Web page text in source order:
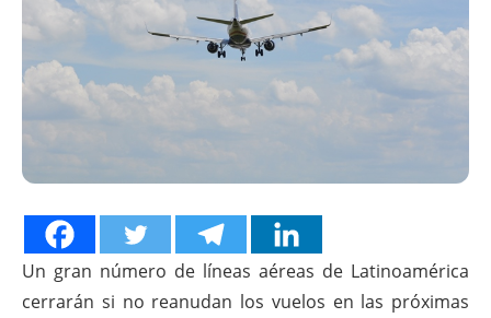
Un gran número de líneas aéreas de Latinoamérica
cerrarán si no reanudan los vuelos en las próximas